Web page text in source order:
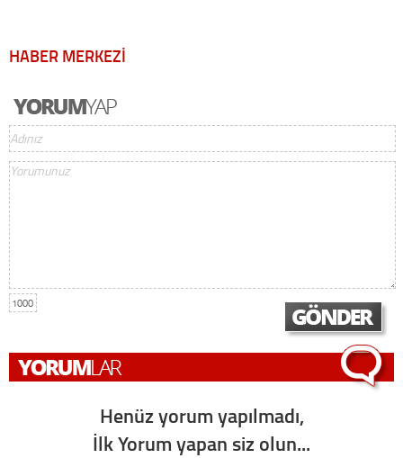
HABER MERKEZİ
1000
Henüz yorum yapılmadı,
İlk Yorum yapan siz olun...